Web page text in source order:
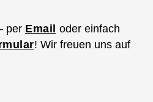
per Email oder einfach
! Wir freuen uns auf